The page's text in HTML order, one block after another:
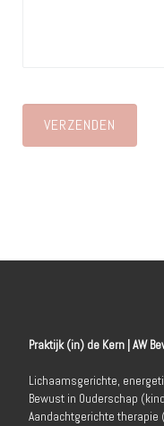
Praktijk (in) de Kern | AW
Lichaamsgerichte,
Bewust in Ouderschap
Aandachtgerichte therapie